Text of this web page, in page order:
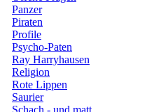
Panzer
Piraten
Profile
Psycho-Paten
Ray Harryhausen
Religion
Rote Lippen
Saurier
Schach - und matt